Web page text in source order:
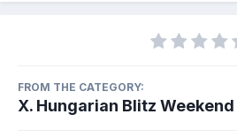
FROM THE CATEGORY:
X. Hungarian Blitz